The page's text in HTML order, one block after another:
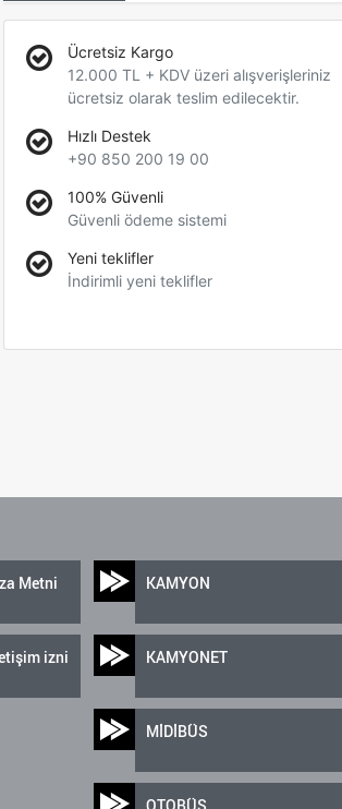
Ücretsiz Kargo
12.000 TL + KDV üzeri alışverişleriniz
ücretsiz olarak teslim edilecektir.
Hızlı Destek
+90 850 200 19 00
100% Güvenli
Güvenli ödeme sistemi
Yeni teklifler
İndirimli yeni teklifler
Metni
izni
KAMYON
KAMYONET
MİDİBÜS